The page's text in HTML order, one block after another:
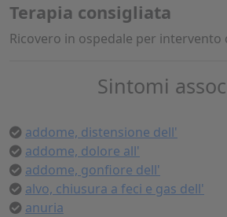
Terapia consigliata
Ricovero in ospedale per intervento
Sintomi
addome, distensione dell'
addome, dolore all'
addome, gonfiore dell'
alvo, chiusura a feci e gas dell'
anuria